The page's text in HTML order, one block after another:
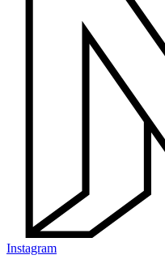
Instagram